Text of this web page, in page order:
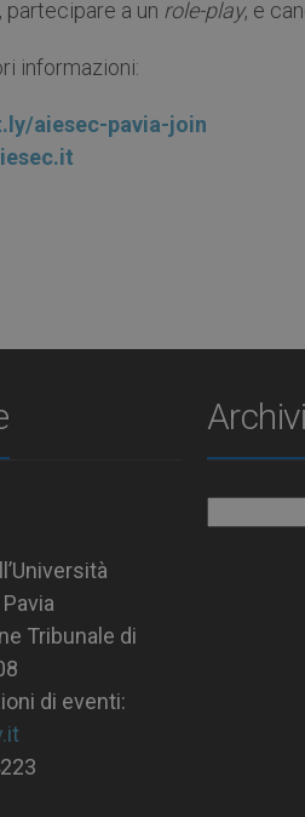
partecipare a un role-play, e
informazioni:
aiesec-pavia-join
Tribunale di
di eventi: